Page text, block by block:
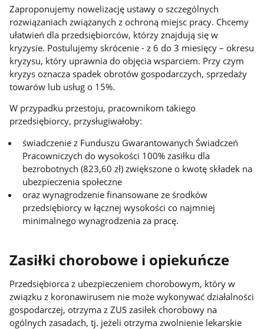
Zaproponujemy nowelizację ustawy o szczególnych
rozwiązaniach związanych z ochroną miejsc pracy. Chcemy
ułatwień dla przedsiębiorców, którzy znajdują się w
kryzysie. Postulujemy skrócenie - z 6 do 3 miesięcy – okresu
kryzysu, który uprawnia do objęcia wsparciem. Przy czym
kryzys oznacza spadek obrotów gospodarczych, sprzedaży
towarów lub usług o 15%.
W przypadku przestoju, pracownikom takiego
przedsiębiorcy, przysługiwałoby:
świadczenie z Funduszu Gwarantowanych Świadczeń
Pracowniczych do wysokości 100% zasiłku dla
bezrobotnych (823,60 zł) zwiększone o kwotę składek na
ubezpieczenia społeczne
oraz wynagrodzenie finansowane ze środków
przedsiębiorcy w łącznej wysokości co najmniej
minimalnego wynagrodzenia za pracę.
Zasiłki chorobowe i opiekuńcze
Przedsiębiorca z ubezpieczeniem chorobowym, który w
związku z koronawirusem nie może wykonywać działalności
gospodarczej, otrzyma z ZUS zasiłek chorobowy na
ogólnych zasadach, tj. jeżeli otrzyma zwolnienie lekarskie